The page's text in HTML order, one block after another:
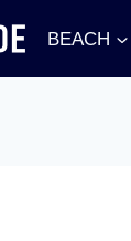
BEACH